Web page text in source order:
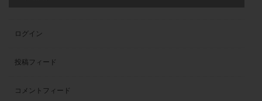
ログイン
投稿フィード
コメントフィード